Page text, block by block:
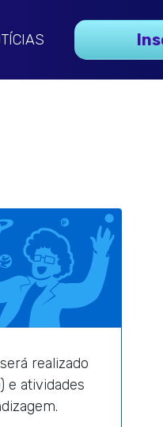
realizado
e atividades